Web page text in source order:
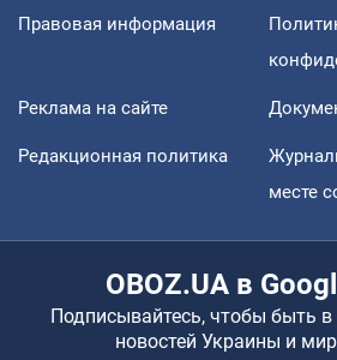
Правовая информация
Реклама на сайте
Редакционная политика
месте
OBOZ.UA в
Подписывайтесь, чтобы быть в
новостей Украины и